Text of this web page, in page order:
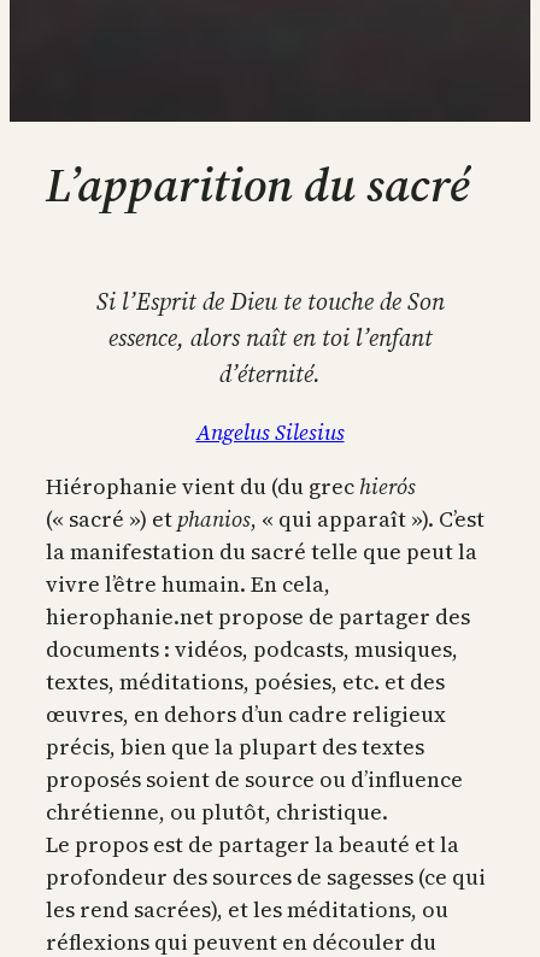
L’apparition du sacré
Si l’Esprit de Dieu te touche de Son
essence, alors naît en toi l’enfant
d’éternité.
Angelus Silesius
Hiérophanie vient du (du grec hierós
(« sacré ») et phanios, « qui apparaît »). C’est
la manifestation du sacré telle que peut la
vivre l’être humain. En cela,
hierophanie.net propose de partager des
documents : vidéos, podcasts, musiques,
textes, méditations, poésies, etc. et des
œuvres, en dehors d’un cadre religieux
précis, bien que la plupart des textes
proposés soient de source ou d’influence
chrétienne, ou plutôt, christique.
Le propos est de partager la beauté et la
profondeur des sources de sagesses (ce qui
les rend sacrées), et les méditations, ou
réflexions qui peuvent en découler du